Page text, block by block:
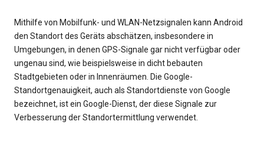
Mithilfe von Mobilfunk- und WLAN-Netzsignalen kann Android
den Standort des Geräts abschätzen, insbesondere in
Umgebungen, in denen GPS-Signale gar nicht verfügbar oder
ungenau sind, wie beispielsweise in dicht bebauten
Stadtgebieten oder in Innenräumen. Die Google-
Standortgenauigkeit, auch als Standortdienste von Google
bezeichnet, ist ein Google-Dienst, der diese Signale zur
Verbesserung der Standortermittlung verwendet.